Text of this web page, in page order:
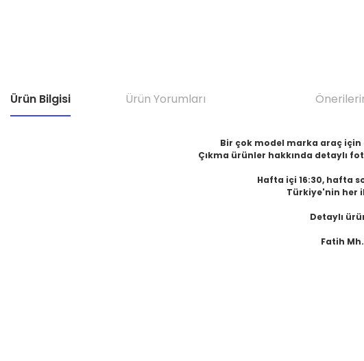
Ürün Bilgisi Ürün Yorumları
Bir çok model marka araç için
Çıkma ürünler hakkında detaylı
Hafta içi 16:30, hafta
Türkiye'nin her
Detaylı
Fatih